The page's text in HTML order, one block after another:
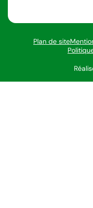
Plan de site